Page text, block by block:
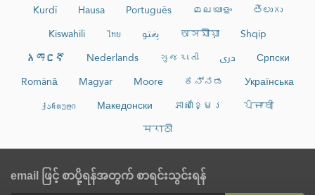
Kurdî
Hausa Português മലയാളം
తెలుగు
Kiswahili
ไทย پښتو অসমীয়া
Shqip
አማርኛ
Nederlands ગુજરાતી دری
Српски
Română
Magyar Moore ಕನ್ನಡ
Українська
ქართული
Македонски ភាសាខ្មែរ
ਪੰਜਾਬੀ
मराठी
email ဖြင့် စာပို့ရန်အတွက် စာရင်းသွင်းရန်